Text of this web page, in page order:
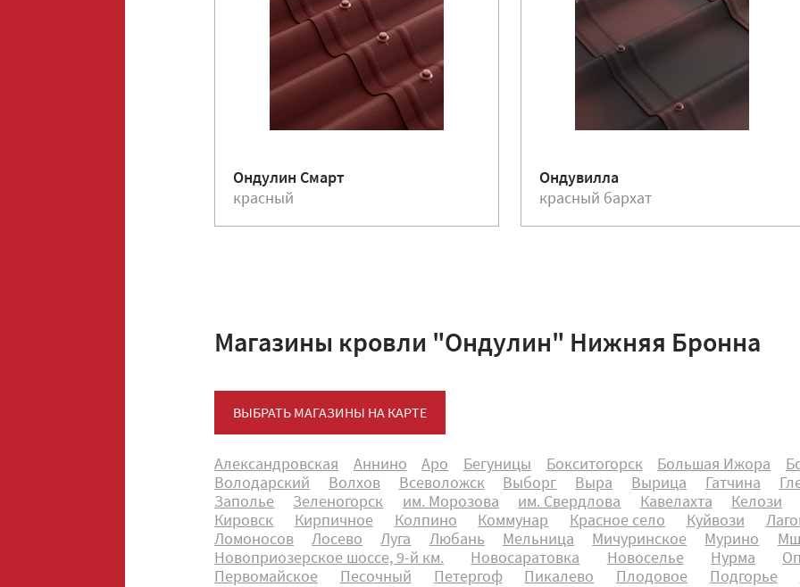
Ондулин Смарт
красный
Ондувилла
красный бархат
Магазины кровли "Ондулин" Нижняя Бронна
ВЫБРАТЬ МАГАЗИНЫ НА КАРТЕ
Александровская Аннино Аро Бегуницы Бокситогорск Большая Ижора
Володарский
Волхов Всеволожск Выборг Выра Вырица Гатчина
Заполье
Зеленогорск им. Морозова им. Свердлова Кавелахта
Келози
Кировск
Кирпичное Колпино Коммунар Красное село Куйвози
Ломоносов
Лосево Луга Любань Мельница Мичуринское Мурино
Новоприозерское шоссе, 9-й км.
Новосаратовка Новоселье Нурма
Первомайское
Песочный Петергоф Пикалево Плодовое Подгорье